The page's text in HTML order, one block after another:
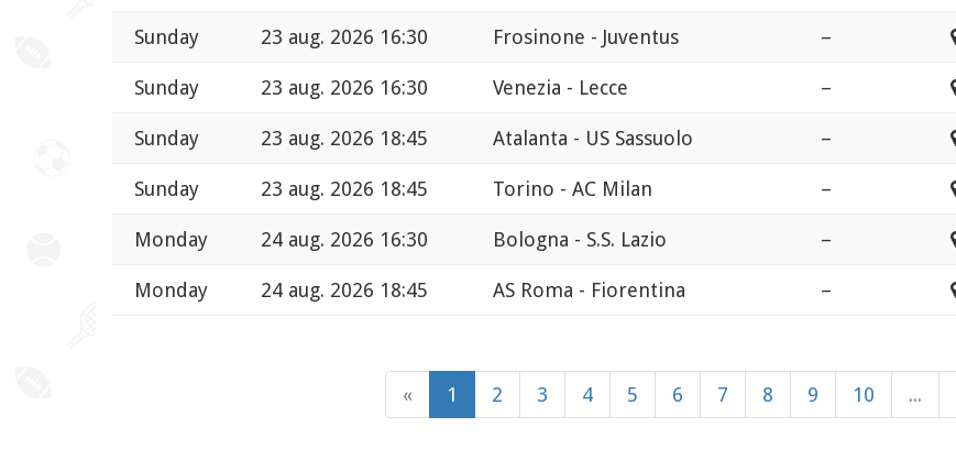
Sunday 23 aug. 2026 16:30 Frosinone - Juventus –
Sunday 23 aug. 2026 16:30 Venezia - Lecce –
Sunday 23 aug. 2026 18:45 Atalanta - US Sassuolo –
Sunday 23 aug. 2026 18:45 Torino - AC Milan –
Monday 24 aug. 2026 16:30 Bologna - S.S. Lazio –
Monday 24 aug. 2026 18:45 AS Roma - Fiorentina –
« 1 2 3 4 5 6 7 8 9 10 ...